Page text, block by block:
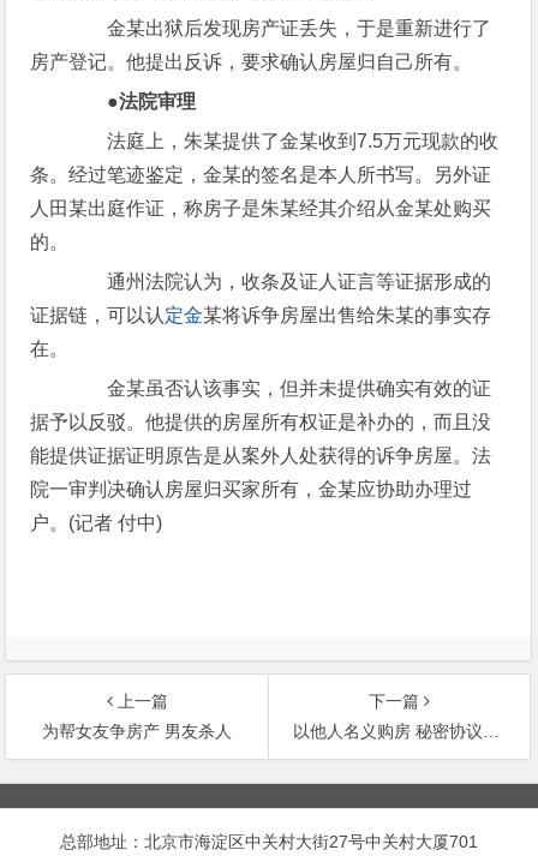
金某出狱后发现房产证丢失，于是重新进行了
房产登记。他提出反诉，要求确认房屋归自己所有。
●法院审理
法庭上，朱某提供了金某收到7.5万元现款的收
条。经过笔迹鉴定，金某的签名是本人所书写。另外证
人田某出庭作证，称房子是朱某经其介绍从金某处购买
的。
通州法院认为，收条及证人证言等证据形成的
证据链，可以认定金某将诉争房屋出售给朱某的事实存
在。
金某虽否认该事实，但并未提供确实有效的证
据予以反驳。他提供的房屋所有权证是补办的，而且没
能提供证据证明原告是从案外人处获得的诉争房屋。法
院一审判决确认房屋归买家所有，金某应协助办理过
户。(记者 付中)
上一篇
为帮女友争房产 男友杀人
下一篇
以他人名义购房 秘密协议或无效
文
章
总部地址：北京市海淀区中关村大街27号中关村大厦701